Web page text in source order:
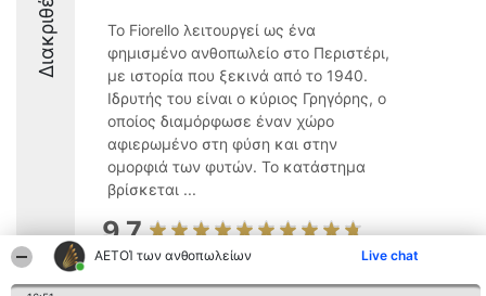
ΑΕΤΟΊ των ανθοπωλείων Live chat
Το Fiorello λειτουργεί ως ένα
φημισμένο ανθοπωλείο στο Περιστέρι,
με ιστορία που ξεκινά από το 1940.
Ιδρυτής του είναι ο κύριος Γρηγόρης, ο
οποίος διαμόρφωσε έναν χώρο
αφιερωμένο στη φύση και στην
ομορφιά των φυτών. Το κατάστημα
βρίσκεται ...
9.7